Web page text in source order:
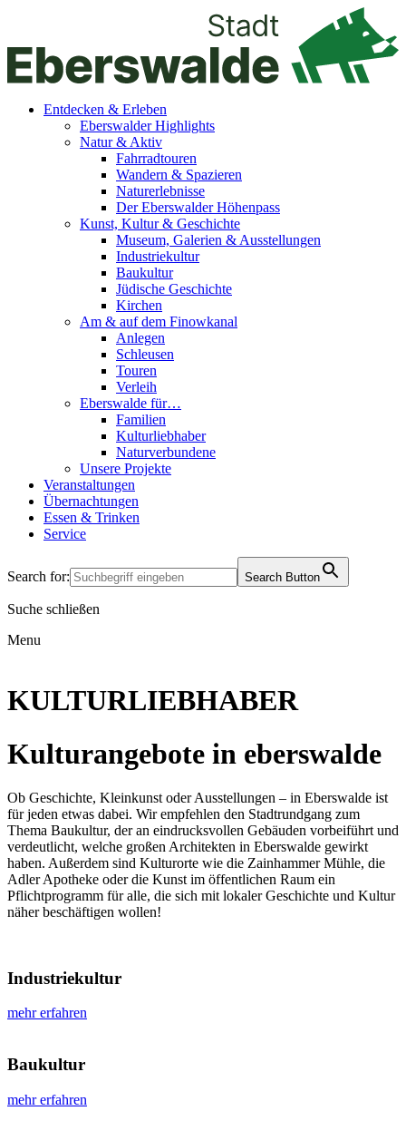
Entdecken & Erleben
Eberswalder Highlights
Natur & Aktiv
Fahrradtouren
Wandern & Spazieren
Naturerlebnisse
Der Eberswalder Höhenpass
Kunst, Kultur & Geschichte
Museum, Galerien & Ausstellungen
Industriekultur
Baukultur
Jüdische Geschichte
Kirchen
Am & auf dem Finowkanal
Anlegen
Schleusen
Touren
Verleih
Eberswalde für…
Familien
Kulturliebhaber
Naturverbundene
Unsere Projekte
Veranstaltungen
Übernachtungen
Essen & Trinken
Service
Search for: Search Button
Suche schließen
Menu
KULTURLIEBHABER
Kulturangebote in eberswalde
Ob Geschichte, Kleinkunst oder Ausstellungen – in Eberswalde ist
für jeden etwas dabei. Wir empfehlen den Stadtrundgang zum
Thema Baukultur, der an eindrucksvollen Gebäuden vorbeiführt und
verdeutlicht, welche großen Architekten in Eberswalde gewirkt
haben. Außerdem sind Kulturorte wie die Zainhammer Mühle, die
Adler Apotheke oder die Kunst im öffentlichen Raum ein
Pflichtprogramm für alle, die sich mit lokaler Geschichte und Kultur
näher beschäftigen wollen!
Industriekultur
mehr erfahren
Baukultur
mehr erfahren